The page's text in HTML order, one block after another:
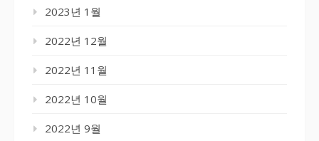
2023년 1월
2022년 12월
2022년 11월
2022년 10월
2022년 9월